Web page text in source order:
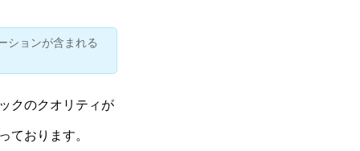
ションが含まれる
クのクオリティが
ております。